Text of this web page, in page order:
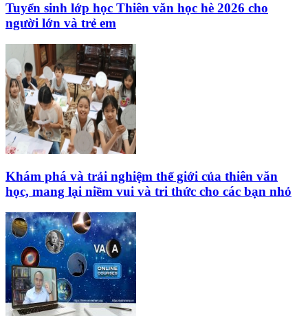
Tuyển sinh lớp học Thiên văn học hè 2026 cho
người lớn và trẻ em
Khám phá và trải nghiệm thế giới của thiên văn
học, mang lại niềm vui và tri thức cho các bạn nhỏ